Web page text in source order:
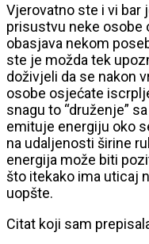
Vjerovatno ste i vi bar
prisustvu neke osobe
obasjava nekom
ste je možda tek
doživjeli da se nakon
osobe osjećate
snagu to “druženje”
emituje energiju oko
na udaljenosti širine
energija može biti
što itekako ima uticaj
uopšte.
Citat koji sam